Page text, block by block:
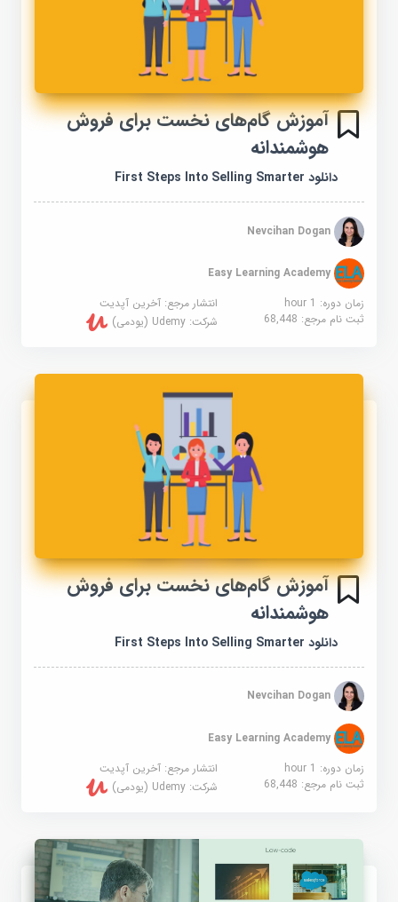
آموزش گام‌های نخست برای فروش
هوشمندانه
دانلود First Steps Into Selling Smarter
Nevcihan Dogan
Easy Learning Academy
زمان دوره: 1 hour
انتشار مرجع:آخرین آپدیت
ثبت نام مرجع:68,448 شرکت:Udemy (یودمی)
آموزش گام‌های نخست برای فروش
هوشمندانه
دانلود First Steps Into Selling Smarter
Nevcihan Dogan
Easy Learning Academy
زمان دوره: 1 hour
انتشار مرجع:آخرین آپدیت
ثبت نام مرجع:68,448 شرکت:Udemy (یودمی)